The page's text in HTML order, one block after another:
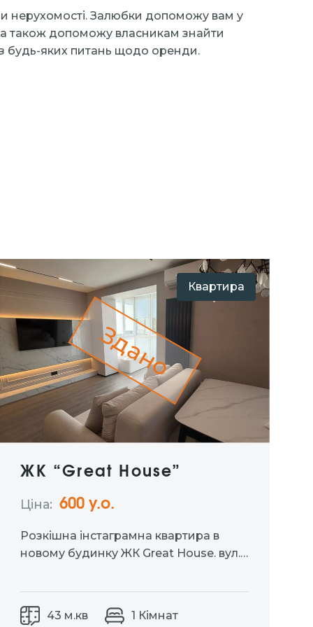
нерухомості. Залюбки допоможу вам у
а також допоможу власникам знайти
будь-яких питань щодо оренди.
Квартира
Здано
ЖК “Great House”
Ціна: 600 у.о.
Розкішна інстаграмна квартира в
новому будинку ЖК Great House. вул.
укомплектована всім необхідним:
посудомийка, кондиціонер, духова
43 м.кв 1 Кімнат